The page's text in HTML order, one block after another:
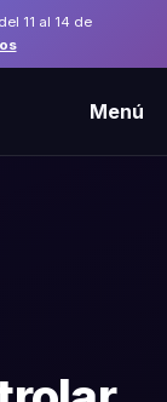
11 al 14 de
Menú